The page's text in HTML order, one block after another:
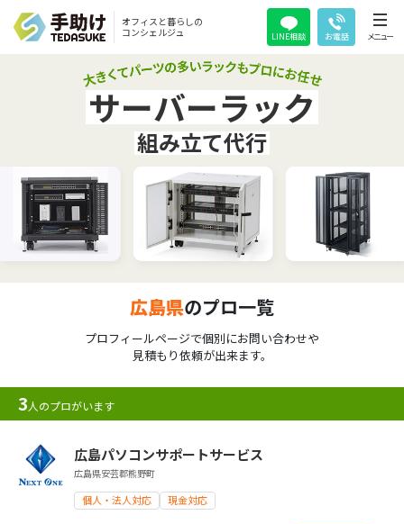
オフィスと暮らしの
コンシェルジュ
LINE相談 お電話 メニュー
サーバーラック
組み立て代行
広島県のプロ一覧
プロフィールページで個別にお問い合わせや
見積もり依頼が出来ます。
3人のプロがいます
広島パソコンサポートサービス
広島県安芸郡熊野町
個人・法人対応 現金対応